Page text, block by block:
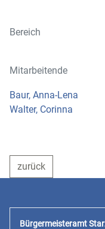
Bereich
Mitarbeitende
Baur, Anna-Lena
Walter, Corinna
zurück
Bürgermeisteramt